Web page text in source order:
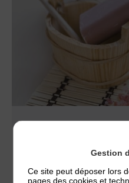
Un savon mal choisi
Gestion
Ce site peut déposer lors
pages des cookies et